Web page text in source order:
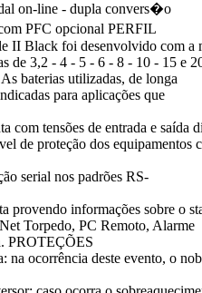
on-line - dupla convers�o
PFC opcional PERFIL
II Black foi desenvolvido com a
de 3,2 - 4 - 5 - 6 - 8 - 10 - 15 e
baterias utilizadas, de longa
para aplicações que
com tensões de entrada e
de proteção dos
serial nos padrões RS-
provendo informações sobre o
Torpedo, PC Remoto, Alarme
PROTEÇÕES
na ocorrência deste evento, o